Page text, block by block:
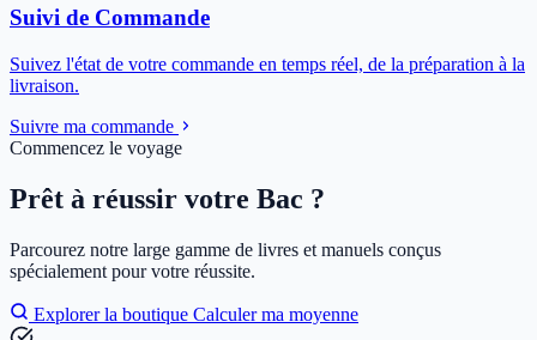
Suivi de Commande
Suivez l'état de votre commande en temps réel, de la préparation à la
livraison.
Suivre ma commande
Commencez le voyage
Prêt à réussir votre Bac ?
Parcourez notre large gamme de livres et manuels conçus
spécialement pour votre réussite.
Explorer la boutique Calculer ma moyenne